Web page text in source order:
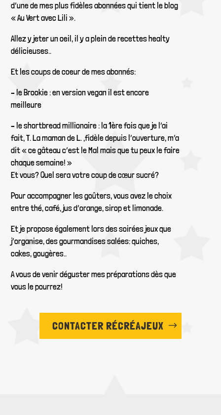
d’une de mes plus fidèles abonnées qui tient le blog
« Au Vert avec Lili ».
Allez y jeter un oeil, il y a plein de recettes healty
délicieuses..
Et les coups de coeur de mes abonnés:
– le Brookie : en version vegan il est encore
meilleure
– le shortbread millionaire : la 1ère fois que je l’ai
fait, T. La maman de L. ,fidèle depuis l’ouverture, m’a
dit « ce gâteau c’est le Mal mais que tu peux le faire
chaque semaine! »
Et vous? Quel sera votre coup de cœur sucré?
Pour accompagner les goûters, vous avez le choix
entre thé, café, jus d’orange, sirop et limonade.
Et je propose également lors des soirées jeux que
j’organise, des gourmandises salées: quiches,
cakes, gougères..
A vous de venir déguster mes préparations dès que
vous le pourrez!
CONTACTER RÉCRÉAJEUX